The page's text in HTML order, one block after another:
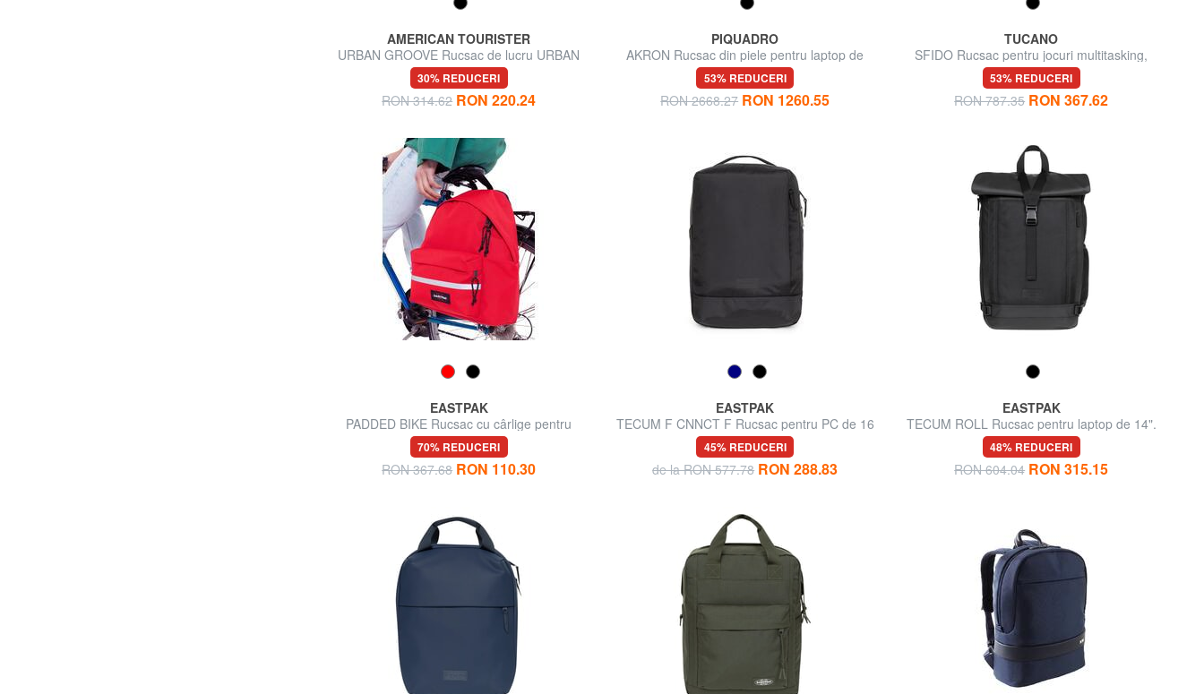
AMERICAN TOURISTER
URBAN GROOVE Rucsac de lucru URBAN
GROOVE
30% REDUCERI
RON 314.62 RON 220.24
PIQUADRO
AKRON Rucsac din piele pentru laptop de
15,6"
53% REDUCERI
RON 2668.27 RON 1260.55
TUCANO
SFIDO Rucsac pentru jocuri multitasking,
suport pentru computer de 18 inchi
53% REDUCERI
RON 787.35 RON 367.62
EASTPAK
PADDED BIKE Rucsac cu cârlige pentru
biciclete
70% REDUCERI
RON 367.68 RON 110.30
EASTPAK
TECUM F CNNCT F Rucsac pentru PC de 16
inchi
45% REDUCERI
de la RON 577.78 RON 288.83
EASTPAK
TECUM ROLL Rucsac pentru laptop de 14".
48% REDUCERI
RON 604.04 RON 315.15